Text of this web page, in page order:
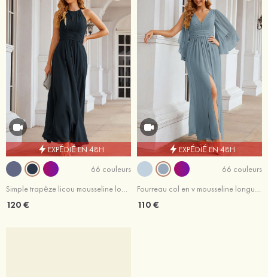
EXPÉDIÉ EN 48H
66 couleurs
Simple trapèze licou mousseline longueur ras du sol robe de demoiselle d'honneur
120 €
EXPÉDIÉ EN 48H
66 couleurs
Fourreau col en v mousseline longueur ras du sol robe de demoiselle d'honneur avec plissé
110 €